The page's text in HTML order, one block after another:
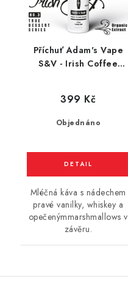
Příchuť Adam's Vape
S&V - Irish Coffee
Objednáno
399 Kč
Mléčná káva s nádechem
pravé vanilky, whiskey a
opečenýmmarshmallows v
závěru.